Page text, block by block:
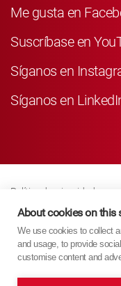
Me gusta en
Suscríbase en
Síganos en
Síganos en
Política de privacidad
Business Partner Privacy
Política De Cookies
Modern Slavery Act Policy
About cookies on this
We use cookies to collect
and usage, to provide
customise content and